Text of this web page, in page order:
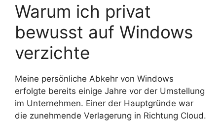
Warum ich privat
bewusst auf Windows
verzichte
Meine persönliche Abkehr von Windows
erfolgte bereits einige Jahre vor der Umstellung
im Unternehmen. Einer der Hauptgründe war
die zunehmende Verlagerung in Richtung Cloud.